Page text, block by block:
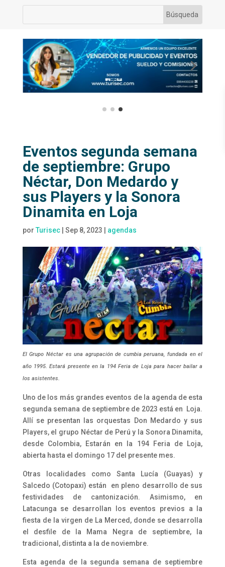
Eventos segunda semana
de septiembre: Grupo
Néctar, Don Medardo y
sus Players y la Sonora
Dinamita en Loja
por Turisec| Sep 8, 2023 agendas
El Grupo Néctar es una agrupación de cumbia peruana, fundada en el
año 1995. Estará presente en la 194 Feria de Loja para hacer bailar a
los asistentes.
Uno de los más grandes eventos de la agenda de esta
segunda semana de septiembre de 2023 está en Loja.
Allí se presentan las orquestas Don Medardo y sus
Players, el grupo Néctar de Perú y la Sonora Dinamita,
desde Colombia, Estarán en la 194 Feria de Loja,
abierta hasta el domingo 17 del presente mes.
Otras localidades como Santa Lucía (Guayas) y
Salcedo (Cotopaxi) están en pleno desarrollo de sus
festividades de cantonización. Asimismo, en
Latacunga se desarrollan los eventos previos a la
fiesta de la virgen de La Merced, donde se desarrolla
el desfile de la Mama Negra de septiembre, la
tradicional, distinta a la de noviembre.
Esta agenda de la segunda semana de septiembre